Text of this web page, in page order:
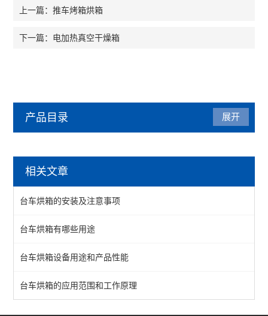
上一篇：推车烤箱烘箱
下一篇： 电加热真空干燥箱
产品目录
热风循环烘箱
工业烘箱
恒温烘箱
高温烘箱
真空烘箱
展开
相关文章
台车烘箱的安装及注意事项
台车烘箱有哪些用途
台车烘箱设备用途和产品性能
台车烘箱的应用范围和工作原理